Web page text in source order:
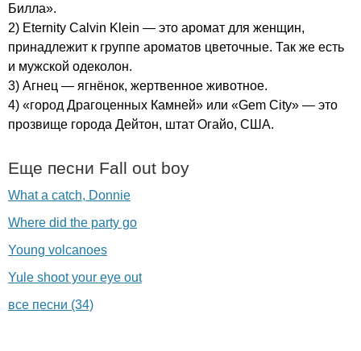
Билла».
2) Eternity Calvin Klein — это аромат для женщин,
принадлежит к группе ароматов цветочные. Так же есть
и мужской одеколон.
3) Агнец — ягнёнок, жертвенное животное.
4) «город Драгоценных Камней» или «Gem City» — это
прозвище города Дейтон, штат Огайо, США.
Еще песни Fall out boy
What a catch, Donnie
Where did the party go
Young volcanoes
Yule shoot your eye out
все песни (34)